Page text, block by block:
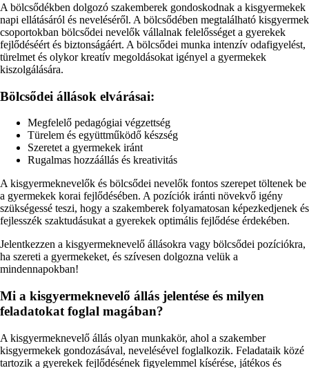
A bölcsődékben dolgozó szakemberek gondoskodnak a kisgyermekek
napi ellátásáról és neveléséről. A bölcsődében megtalálható kisgyermek
csoportokban bölcsődei nevelők vállalnak felelősséget a gyerekek
fejlődéséért és biztonságáért. A bölcsődei munka intenzív odafigyelést,
türelmet és olykor kreatív megoldásokat igényel a gyermekek
kiszolgálására.
Bölcsődei állások elvárásai:
Megfelelő pedagógiai végzettség
Türelem és együttműködő készség
Szeretet a gyermekek iránt
Rugalmas hozzáállás és kreativitás
A kisgyermeknevelők és bölcsődei nevelők fontos szerepet töltenek be
a gyermekek korai fejlődésében. A pozíciók iránti növekvő igény
szükségessé teszi, hogy a szakemberek folyamatosan képezkedjenek és
fejlesszék szaktudásukat a gyerekek optimális fejlődése érdekében.
Jelentkezzen a kisgyermeknevelő állásokra vagy bölcsődei pozíciókra,
ha szereti a gyermekeket, és szívesen dolgozna velük a
mindennapokban!
Mi a kisgyermeknevelő állás jelentése és milyen
feladatokat foglal magában?
A kisgyermeknevelő állás olyan munkakör, ahol a szakember
kisgyermekek gondozásával, nevelésével foglalkozik. Feladataik közé
tartozik a gyerekek fejlődésének figyelemmel kísérése, játékos és